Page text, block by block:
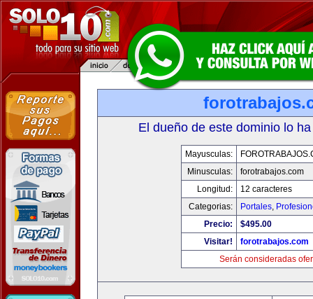
El dueño de este dominio lo
Mayusculas:
Minusculas:
forotrabajos.com
Longitud:
12 caracteres
Categorias:
Portales,
Precio:
$495.00
Visitar!
forotrabajos.com
Serán consideradas